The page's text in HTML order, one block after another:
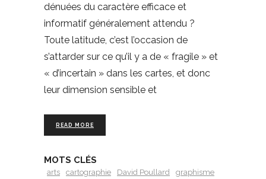
dénuées du caractère efficace et
informatif généralement attendu ?
Toute latitude, c’est l’occasion de
s’attarder sur ce qu’il y a de « fragile » et
« d’incertain » dans les cartes, et donc
leur dimension sensible et
READ MORE
MOTS CLÉS
arts cartographie David Poullard
graphisme